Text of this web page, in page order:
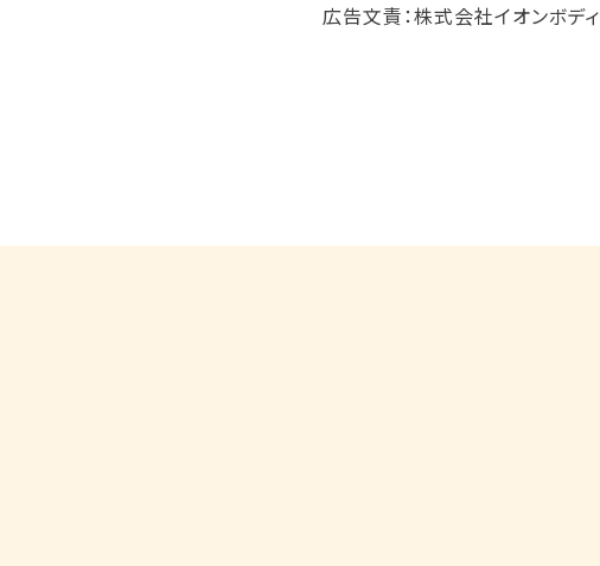
広告文責：株式会社イオンボディ